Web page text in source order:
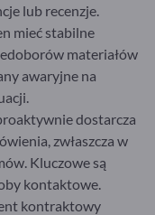
lub recenzje.
mieć stabilne
materiałów
awaryjne na
dostarcza
zwłaszcza w
Kluczowe są
kontaktowe.
kontraktowy